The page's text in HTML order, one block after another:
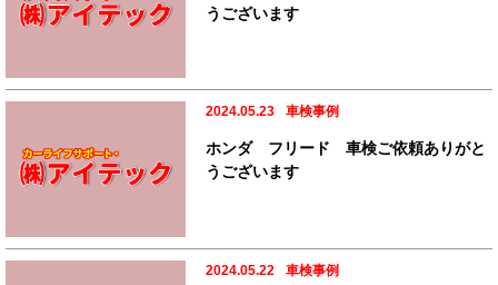
うございます
2024.05.23 車検事例
ホンダ フリード 車検ご依頼ありがと
うございます
2024.05.22 車検事例